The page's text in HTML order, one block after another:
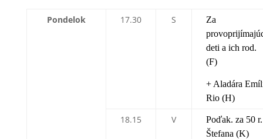
Pondelok 17.30 S
Za
deti a ich rod.
(F)
+ Aladára
Rio (H)
18.15 V
Poďak. za 50 r.
Štefana (K)